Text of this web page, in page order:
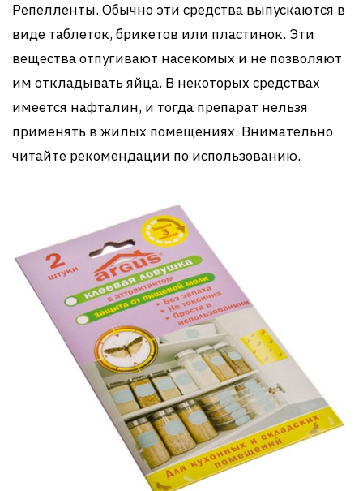
Репелленты. Обычно эти средства выпускаются в
виде таблеток, брикетов или пластинок. Эти
вещества отпугивают насекомых и не позволяют
им откладывать яйца. В некоторых средствах
имеется нафталин, и тогда препарат нельзя
применять в жилых помещениях. Внимательно
читайте рекомендации по использованию.